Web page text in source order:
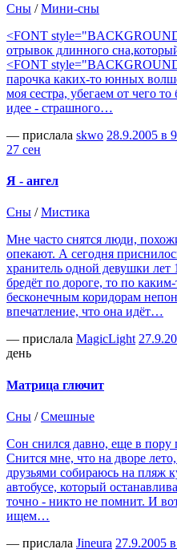
Сны /Мини-сны
<FONT
отрывок длинного
<FONT
парочка каких-то юнных
моя сестра, убегаем от чего
идее - страшного…
— прислала skwo 28.9.2005 в
27 сен
Я - ангел
Сны /Мистика
Мне часто снятся люди,
опекают. А сегодня
хранитель одной девушки лет
бредёт по дороге, то по
бесконечным коридорам
впечатление, что она идёт…
— прислала MagicLight
день
Матрица глючит
Сны /Смешные
Сон снился давно, еще в
Снится мне, что на дворе
друзьями собираюсь на пляж
автобусе, который
точно - никто не помнит. И
ищем…
— прислала Jineura 27.9.2005